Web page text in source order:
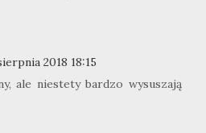
2018 18:15
ale niestety bardzo wysuszają